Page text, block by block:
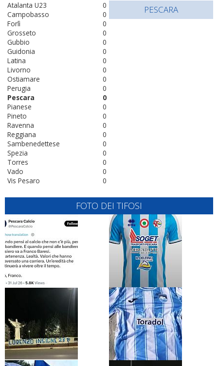
0
Atalanta U23
0
Campobasso
0
Forlì
0
Grosseto
0
Gubbio
0
Guidonia
0
Latina
0
Livorno
0
Ostiamare
0
Perugia
0
Pescara
0
Pianese
0
Pineto
0
Ravenna
0
Reggiana
0
Sambenedettese
0
Spezia
0
Torres
0
Vado
0
Vis Pesaro
PESCARA
FOTO DEI TIFOSI